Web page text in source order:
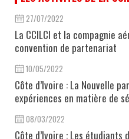
27/07/2022
La CCILCI et la compagnie
convention de partenariat
10/05/2022
Côte d’Ivoire : La Nouvelle
expériences en matière de
08/03/2022
Côte d’Ivoire : Les étudiants